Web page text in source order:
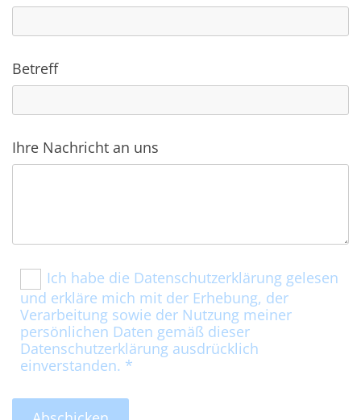
Betreff
Ihre Nachricht an uns
Ich habe die Datenschutzerklärung gelesen
und erkläre mich mit der Erhebung, der
Verarbeitung sowie der Nutzung meiner
persönlichen Daten gemäß dieser
Datenschutzerklärung ausdrücklich
einverstanden. *